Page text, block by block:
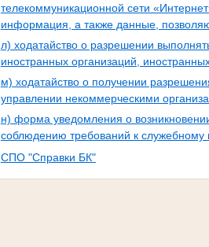
телекоммуникационной сети
информация, а также данные,
л) ходатайство о разрешении
иностранных организаций,
м) ходатайство о получении
управлении некоммерческими
н) форма уведомления о
соблюдению требований к служебному
СПО "Справки БК"